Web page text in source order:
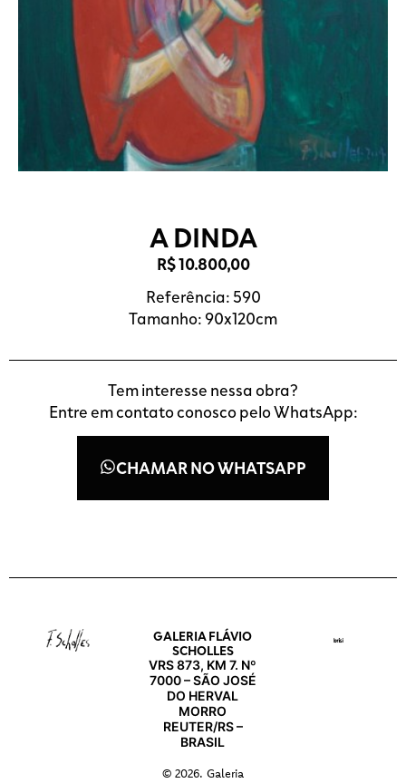
A DINDA
R$10.800,00
Referência: 590
Tamanho: 90x120cm
Tem interesse nessa obra?
Entre em contato conosco pelo WhatsApp:
CHAMAR NO WHATSAPP
GALERIA FLÁVIO
SCHOLLES
VRS 873, KM 7. Nº
7000 – SÃO JOSÉ
DO HERVAL
MORRO
REUTER/RS –
BRASIL
© 2026. Galeria